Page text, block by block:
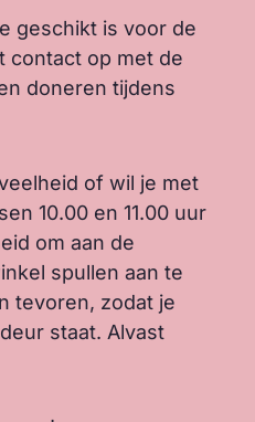
geschikt is voor de
contact op met de
doneren tijdens
of wil je met
10.00 en 11.00 uur
om aan de
spullen aan te
tevoren, zodat je
staat. Alvast